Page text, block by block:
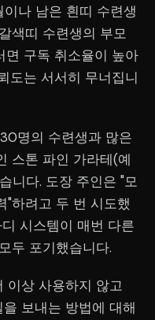
나 남은 흰띠 수련생
색띠 수련생의 부모
면 구독 취소율이 높아
도는 서서히 무너집니
명의 수련생과 많은
스톤 파인 가라테(예
니다. 도장 주인은 "모
"하려고 두 번 시도했
시스템이 매번 다른
두 포기했습니다.
이상 사용하지 않고
보내는 방법에 대해